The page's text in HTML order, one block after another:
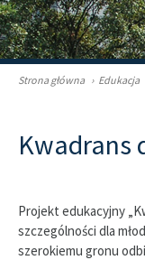
Strona główna › Edukacja
Kwadrans
Projekt edukacyjny
szczególności dla
szerokiemu gronu